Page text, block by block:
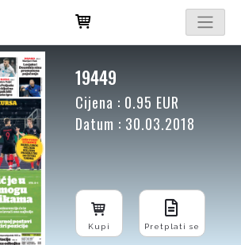
19449
Cijena : 0.95 EUR
Datum : 30.03.2018
Kupi Pretplati se